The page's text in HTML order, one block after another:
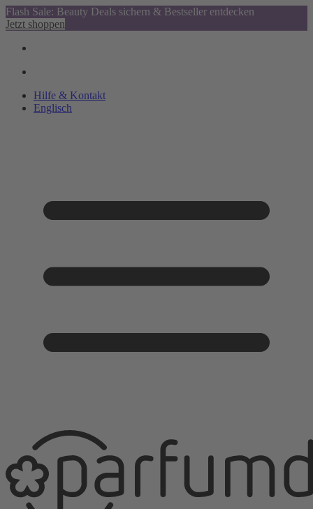
Flash Sale: Beauty Deals sichern & Bestseller entdecken
Jetzt shoppen
Hilfe & Kontakt
Englisch